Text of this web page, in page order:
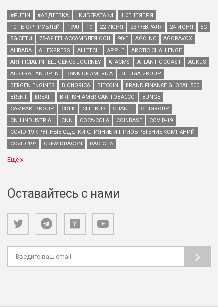
#PUTIN #АВДЕЕВКА . КИБЕРАТАКИ
1 СЕНТЯБРЯ
10 ТЫСЯЧ РУБЛЕЙ
1990 1С 22 ИЮНЯ 23 ФЕВРАЛЯ 24 ИЮНЯ
5G
5G-СЕТИ
75-АЯ ГЕНАССАМБЛЕЯ ООН 90-Е AGC INC
AGORAVOX
ALIBABA
ALIEXPRESS ALLTECH APPLE
ARCTIC CHALLENGE
ARTIFICIAL INTELLIGENCE JOURNEY
ATACMS ATLANTIC COAST
AUKUS
AUSTRALIAN OPEN
BANK OF AMERICA
BELUGA GROUP
BERGEN ENGINES
BIONORICA BITCOIN
BRAND FINANCE GLOBAL 500
BRENT
BREXIT BRITISH AMERICAN TOBACCO
BUNGE
CAMPARI GROUP
CDEK CEETRUS CHANEL
CITIGROUP
CNH INDUSTRIAL
CNN COCA-COLA COINBASE
COVID-19
COVID-19 КРУПНЫЕ СДЕЛКИ СЛИЯНИЕ И ПРИОБРЕТЕНИЕ КОМПАНИЙ
COVID-19?
CREW DRAGON DAO GDA
Ещё
Оставайтесь с нами